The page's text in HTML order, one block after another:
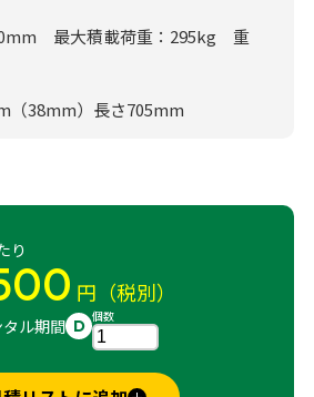
最大積載荷重：295kg 重
（38mm）長さ705mm
り
円（税別）
タル期間 D 個数